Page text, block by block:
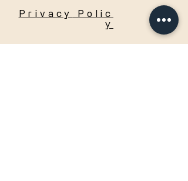
Privacy
Polic
y